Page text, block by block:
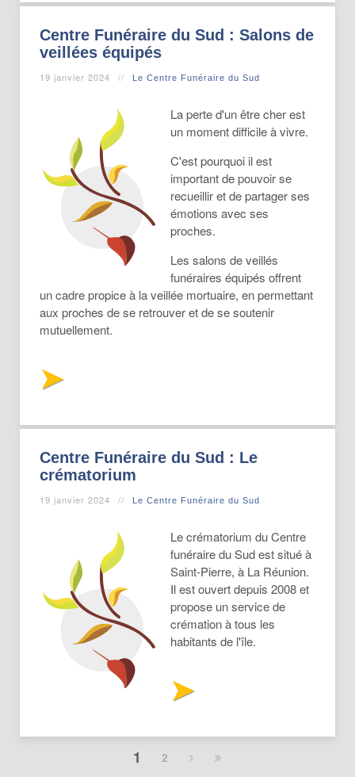
Centre Funéraire du Sud : Salons de
veillées équipés
19 janvier 2024 Le Centre Funéraire du Sud
La perte d'un être cher est
un moment difficile à vivre.
C'est pourquoi il est
important de pouvoir se
recueillir et de partager ses
émotions avec ses
proches.
Les salons de veillés
funéraires équipés offrent
un cadre propice à la veillée mortuaire, en permettant
aux proches de se retrouver et de se soutenir
mutuellement.
Centre Funéraire du Sud : Le
crématorium
19 janvier 2024 Le Centre Funéraire du Sud
Le crématorium du Centre
funéraire du Sud est situé à
Saint-Pierre, à La Réunion.
Il est ouvert depuis 2008 et
propose un service de
crémation à tous les
habitants de l'île.
1 2